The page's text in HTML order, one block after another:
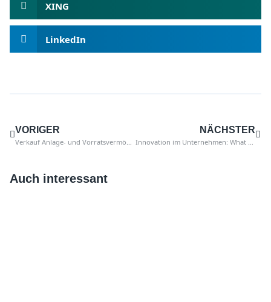
XING
LinkedIn
VORIGER
Verkauf Anlage- und Vorratsvermögen Einkauf
NÄCHSTER
Innovation im Unternehmen: What could go wrong?
Auch interessant